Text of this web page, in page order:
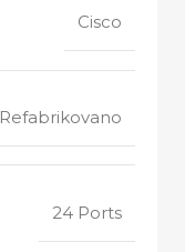
Cisco
Refabrikovano
24 Ports